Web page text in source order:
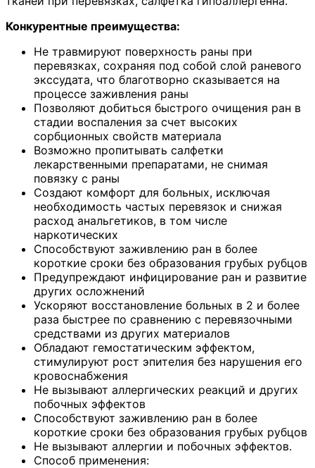
Конкурентные преимущества:
Не травмируют поверхность раны при
перевязках, сохраняя под собой слой раневого
экссудата, что благотворно сказывается на
процессе заживления раны
Позволяют добиться быстрого очищения ран в
стадии воспаления за счет высоких
сорбционных свойств материала
Возможно пропитывать салфетки
лекарственными препаратами, не снимая
повязку с раны
Создают комфорт для больных, исключая
необходимость частых перевязок и снижая
расход анальгетиков, в том числе
наркотических
Способствуют заживлению ран в более
короткие сроки без образования грубых рубцов
Предупреждают инфицирование ран и развитие
других осложнений
Ускоряют восстановление больных в 2 и более
раза быстрее по сравнению с перевязочными
средствами из других материалов
Обладают гемостатическим эффектом,
стимулируют рост эпителия без нарушения его
кровоснабжения
Не вызывают аллергических реакций и других
побочных эффектов
Способствуют заживлению ран в более
короткие сроки без образования грубых рубцов
Не вызывают аллергии и побочных эффектов.
Способ применения: